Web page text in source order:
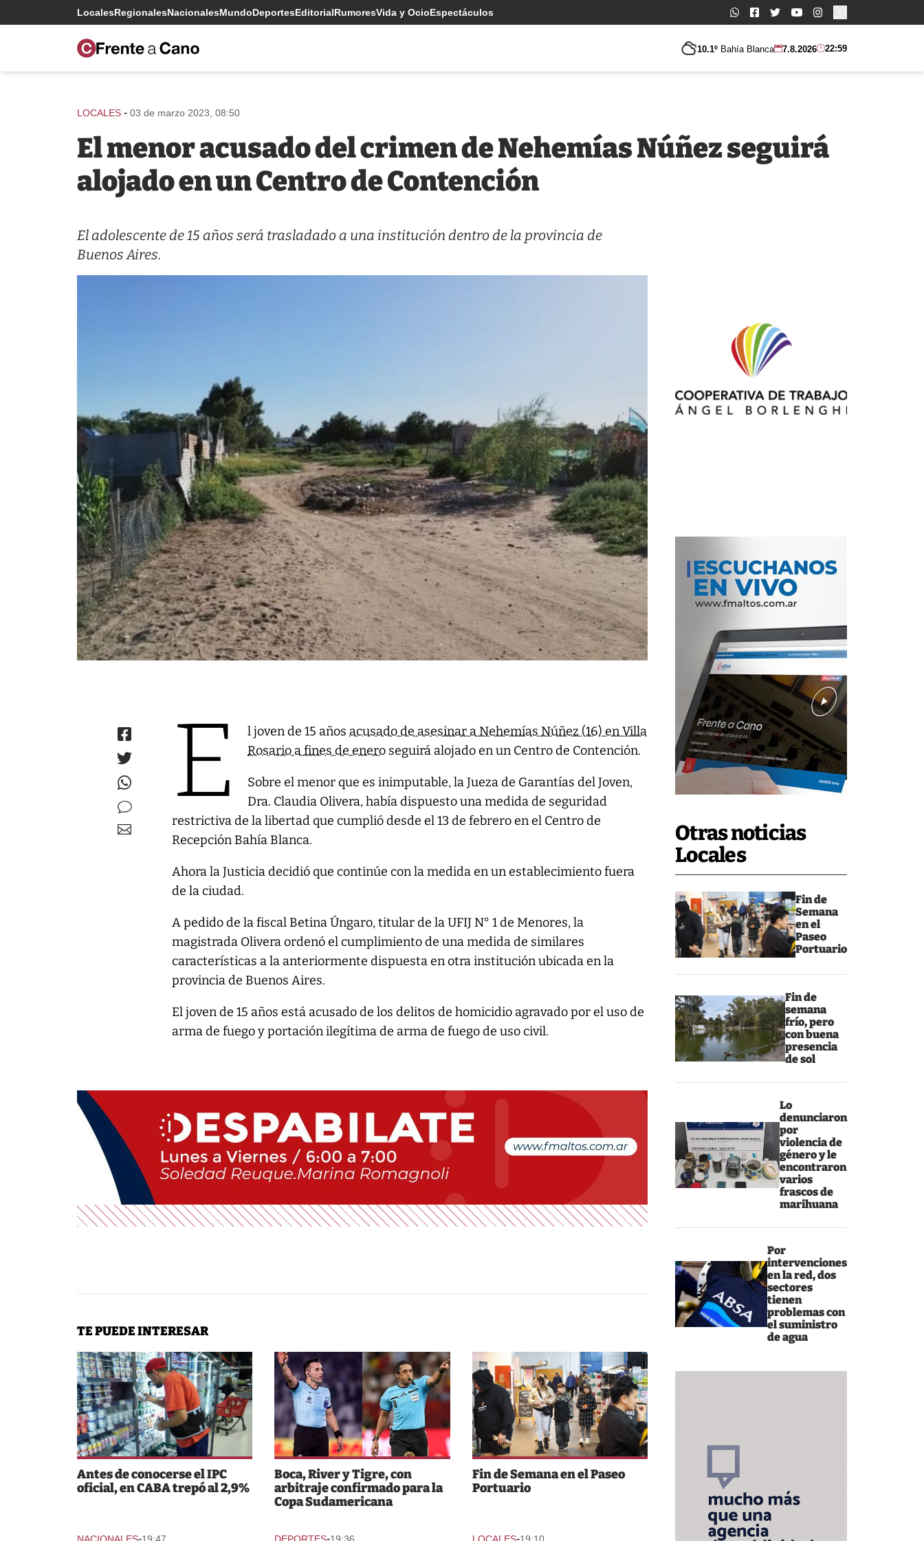
LocalesRegionalesNacionalesMundoDeportesEditorialRumoresVida y OcioEspectáculos Buscar:
10.1º Bahía Blanca 7.8.2026 22:59
Otras noticias
Locales
Fin de
Semana
en el
Paseo
Portuario
Fin de
semana
frío, pero
con buena
presencia
de sol
Lo
denunciaron
por
violencia de
género y le
encontraron
varios
frascos de
marihuana
Por
intervenciones
en la red, dos
sectores
tienen
problemas con
el suministro
de agua
LOCALES - 03 de marzo 2023, 08:50
El menor acusado del crimen de Nehemías Núñez seguirá
alojado en un Centro de Contención
El adolescente de 15 años será trasladado a una institución dentro de la provincia de
Buenos Aires.
E l joven de 15 años acusado de asesinar a Nehemías Núñez (16) en Villa
Rosario a fines de enero seguirá alojado en un Centro de Contención.
Sobre el menor que es inimputable, la Jueza de Garantías del Joven,
Dra. Claudia Olivera, había dispuesto una medida de seguridad
restrictiva de la libertad que cumplió desde el 13 de febrero en el Centro de
Recepción Bahía Blanca.
Ahora la Justicia decidió que continúe con la medida en un establecimiento fuera
de la ciudad.
A pedido de la fiscal Betina Úngaro, titular de la UFIJ N° 1 de Menores, la
magistrada Olivera ordenó el cumplimiento de una medida de similares
características a la anteriormente dispuesta en otra institución ubicada en la
provincia de Buenos Aires.
El joven de 15 años está acusado de los delitos de homicidio agravado por el uso de
arma de fuego y portación ilegítima de arma de fuego de uso civil.
TE PUEDE INTERESAR
Antes de conocerse el IPC
oficial, en CABA trepó al 2,9%
-
Boca, River y Tigre, con
arbitraje confirmado para la
Copa Sudamericana
-
Fin de Semana en el Paseo
Portuario
-